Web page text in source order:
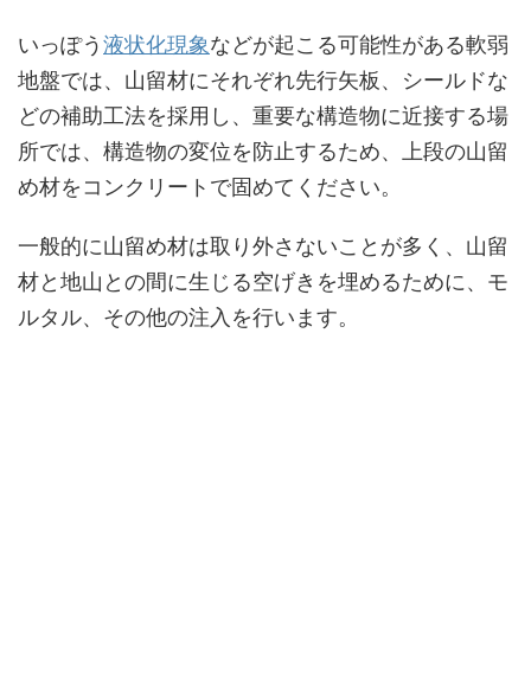
いっぽう液状化現象などが起こる可能性がある軟弱
地盤では、山留材にそれぞれ先行矢板、シールドな
どの補助工法を採用し、重要な構造物に近接する場
所では、構造物の変位を防止するため、上段の山留
め材をコンクリートで固めてください。
一般的に山留め材は取り外さないことが多く、山留
材と地山との間に生じる空げきを埋めるために、モ
ルタル、その他の注入を行います。